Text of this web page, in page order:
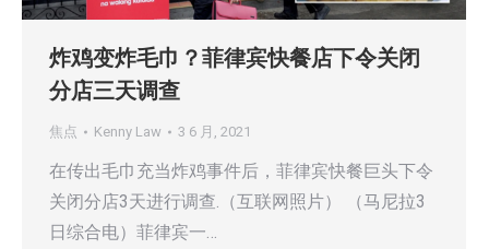
炸鸡变炸毛巾？菲律宾快餐店下令关闭
分店三天调查
焦点 Kenny Law 3 6 月, 2021
在传出毛巾充当炸鸡事件后，菲律宾快餐巨头下令
关闭分店3天进行调查.（互联网照片） （马尼拉3
日综合电）菲律宾一…